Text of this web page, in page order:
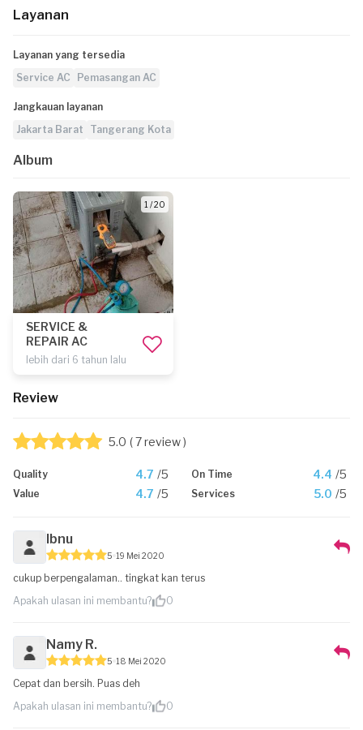
Layanan
Layanan yang tersedia
Service AC
Pemasangan AC
Jangkauan layanan
Jakarta Barat
Tangerang Kota
Album
1 / 20
SERVICE &
REPAIR AC
lebih dari 6 tahun lalu
Review
5.0 ( 7 review )
Quality 4.7 /5 On Time 4.4 /5
Value 4.7 /5 Services 5.0 /5
Ibnu
5 19 Mei 2020
cukup berpengalaman.. tingkat kan terus
Apakah ulasan ini membantu?
0
Namy R.
5 18 Mei 2020
Cepat dan bersih. Puas deh
Apakah ulasan ini membantu?
0